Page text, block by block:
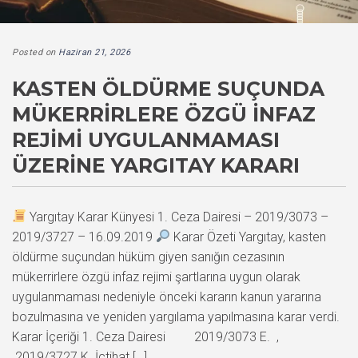
Posted on Haziran 21, 2026
KASTEN ÖLDÜRME SUÇUNDA
MÜKERRIRLERE ÖZGÜ İNFAZ
REJIMI UYGULANMAMASI
ÜZERINE YARGITAY KARARI
Yargıtay Karar Künyesi 1. Ceza Dairesi – 2019/3073 –
2019/3727 – 16.09.2019
Karar Özeti Yargıtay, kasten
öldürme suçundan hüküm giyen sanığın cezasının
mükerrirlere özgü infaz rejimi şartlarına uygun olarak
uygulanmaması nedeniyle önceki kararın kanun yararına
bozulmasına ve yeniden yargılama yapılmasına karar verdi.
Karar İçeriği 1. Ceza Dairesi 2019/3073 E. ,